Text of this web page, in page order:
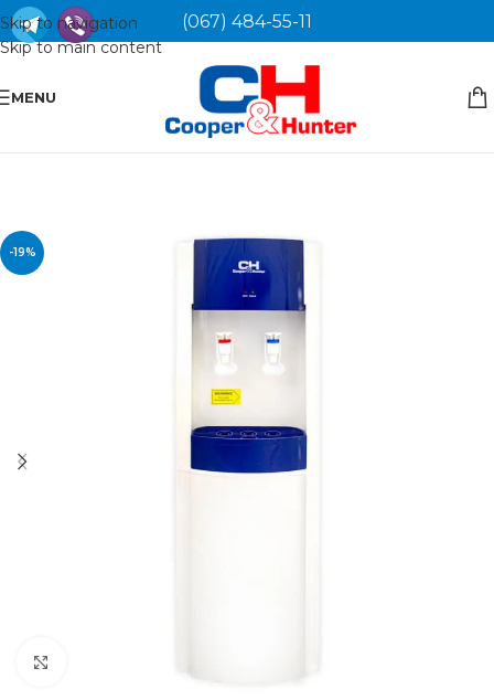
Skip to navigation
Skip to main content
(067) 484-55-11
MENU
-19%